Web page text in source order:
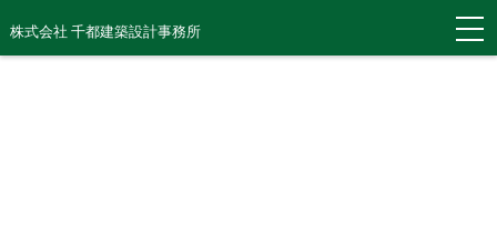
株式会社 千都建築設計事務所